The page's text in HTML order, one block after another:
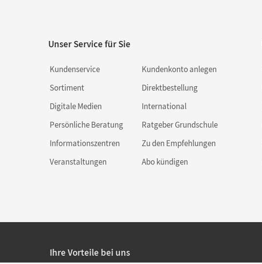
Unser Service für Sie
Kundenservice
Sortiment
Digitale Medien
Persönliche Beratung
Informationszentren
Veranstaltungen
Kundenkonto anlegen
Direktbestellung
International
Ratgeber Grundschule
Zu den Empfehlungen
Abo kündigen
Ihre Vorteile bei uns